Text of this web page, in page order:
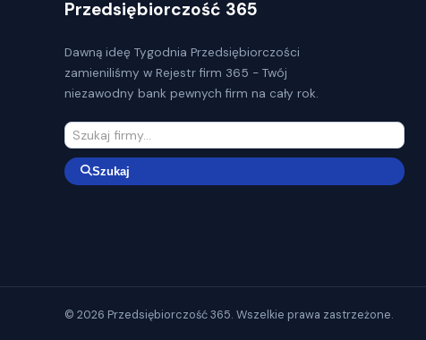
Przedsiębiorczość 365
Dawną ideę Tygodnia Przedsiębiorczości
zamieniliśmy w Rejestr firm 365 - Twój
niezawodny bank pewnych firm na cały rok.
Szukaj
© 2026 Przedsiębiorczość 365. Wszelkie prawa zastrzeżone.